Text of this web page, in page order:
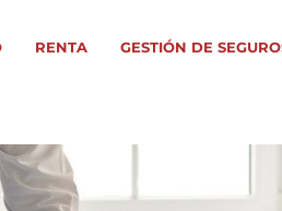
RENTA GESTIÓN DE